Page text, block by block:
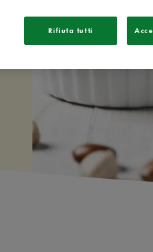
Rifiuta tutti